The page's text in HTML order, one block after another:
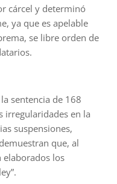
cárcel y determinó
ya que es apelable
se libre orden de
sentencia de 168
irregularidades en la
suspensiones,
que, al
elaborados los